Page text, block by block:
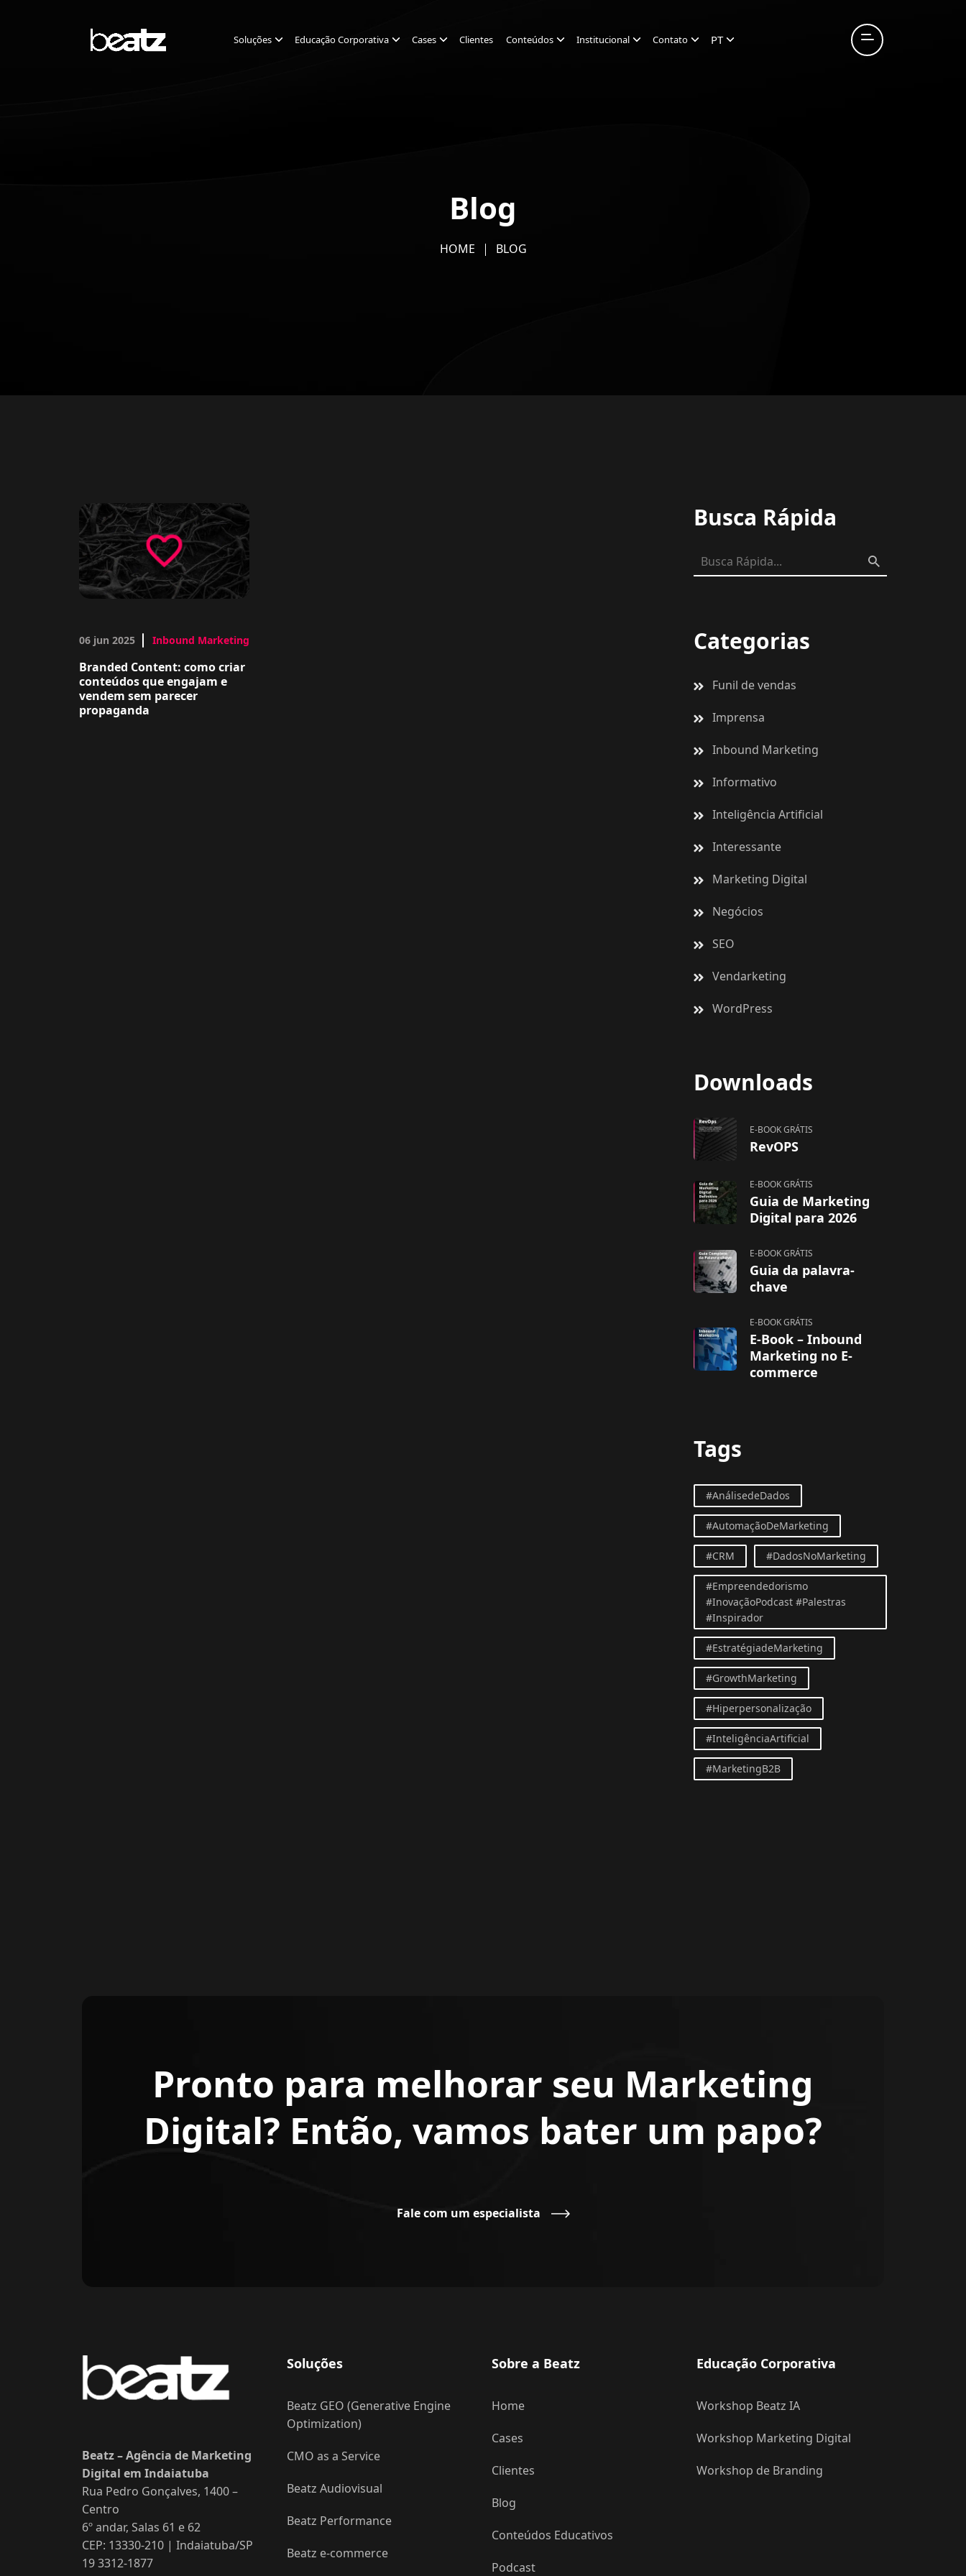
Soluções Educação Corporativa Cases Clientes Conteúdos Institucional Contato PT
Blog
HOME BLOG
06 jun 2025 Inbound Marketing
Branded Content: como criar
conteúdos que engajam e
vendem sem parecer
propaganda
Busca Rápida
Categorias
Funil de vendas
Imprensa
Inbound Marketing
Informativo
Inteligência Artificial
Interessante
Marketing Digital
Negócios
SEO
Vendarketing
WordPress
Downloads
E-BOOK GRÁTIS
RevOPS
E-BOOK GRÁTIS
Guia de Marketing
Digital para 2026
E-BOOK GRÁTIS
Guia da palavra-
chave
E-BOOK GRÁTIS
E-Book – Inbound
Marketing no E-
commerce
Tags
#AnálisedeDados
#AutomaçãoDeMarketing
#CRM #DadosNoMarketing
#Empreendedorismo
#InovaçãoPodcast #Palestras
#Inspirador
#EstratégiadeMarketing
#GrowthMarketing
#Hiperpersonalização
#InteligênciaArtificial
#MarketingB2B
Pronto para melhorar seu Marketing
Digital? Então, vamos bater um papo?
Fale com um especialista
Beatz – Agência de Marketing
Digital em Indaiatuba
Rua Pedro Gonçalves, 1400 –
Centro
6º andar, Salas 61 e 62
CEP: 13330-210 | Indaiatuba/SP
19 3312-1877
Soluções
Beatz GEO (Generative Engine
Optimization)
CMO as a Service
Beatz Audiovisual
Beatz Performance
Beatz e-commerce
Sobre a Beatz
Home
Cases
Clientes
Blog
Conteúdos Educativos
Podcast
Educação Corporativa
Workshop Beatz IA
Workshop Marketing Digital
Workshop de Branding